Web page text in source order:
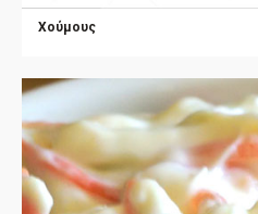
Χούμους